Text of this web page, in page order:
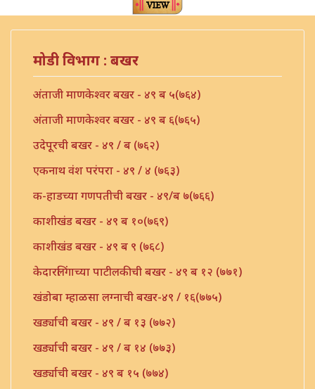
मोडी विभाग : बखर
अंताजी माणकेश्वर बखर - ४९ ब ५(७६४)
अंताजी माणकेश्वर बखर - ४९ ब ६(७६५)
उदेपूरची बखर - ४९ / ब (७६२)
एकनाथ वंश परंपरा - ४९ / ४ (७६३)
क-हाडच्या गणपतीची बखर - ४९/ब ७(७६६)
काशीखंड बखर - ४९ ब १०(७६९)
काशीखंड बखर - ४९ ब ९ (७६८)
केदारलिंगाच्या पाटीलकीची बखर - ४९ ब १२ (७७१)
खंडोबा म्हाळसा लग्नाची बखर-४९ / १६(७७५)
खर्ड्याची बखर - ४९ / ब १३ (७७२)
खर्ड्याची बखर - ४९ / ब १४ (७७३)
खर्ड्याची बखर - ४९ ब १५ (७७४)